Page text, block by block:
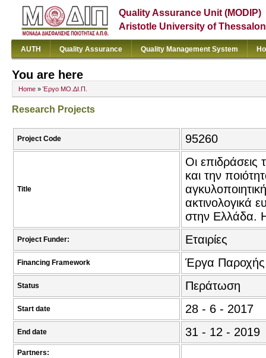
Quality Assurance Unit (MODIP)
Aristotle University of
AUTH Quality Assurance Quality Management System
You are here
Home » Έργο ΜΟ.ΔΙ.Π.
Research Projects
Project Code 95260
Title
Οι
και την
ακτινολογικά
στην Ελλάδα.
Project Funder: Εταιρίες
Financing Framework Έργα
Status Περάτωση
Start date 28 - 6 - 2017
End date 31 - 12 - 2019
Partners: